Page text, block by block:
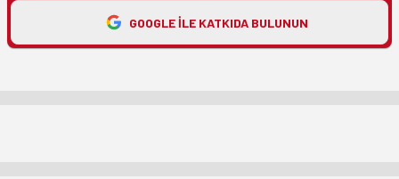
GOOGLE ILE KATKIDA BULUNUN